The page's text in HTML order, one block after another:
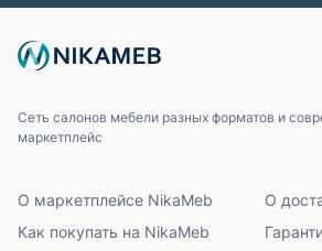
Сеть салонов мебели разных форматов и
маркетплейс
О маркетплейсе NikaMeb
Как покупать на NikaMeb
О